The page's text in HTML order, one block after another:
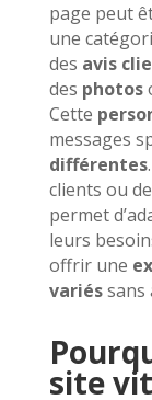
page peut
une
des avis
des photos
Cette
messages
différentes
clients ou
permet
leurs
offrir une
variéssans
site